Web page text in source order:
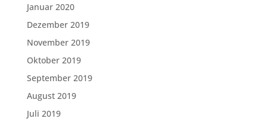
Januar 2020
Dezember 2019
November 2019
Oktober 2019
September 2019
August 2019
Juli 2019